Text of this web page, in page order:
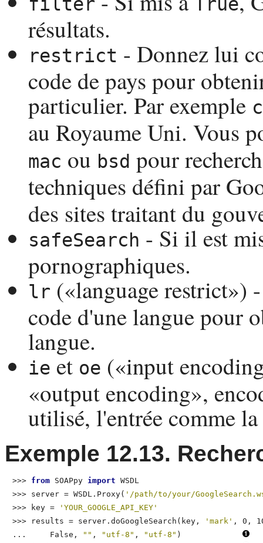
filter True
résultats.
restrict - Donnez lui
code de pays pour
particulier. Par exemple
au Royaume Uni. Vous
mac ou bsd pour
techniques défini par
des sites traitant du
safeSearch - Si il est
pornographiques.
lr («language restrict»)
code d'une langue pour
langue.
ie et oe («input
«output encoding»,
utilisé, l'entrée comme
Exemple 12.13.
>>> from SOAPpy import WSDL
>>> server = WSDL.Proxy( '/path/to/your/
>>>
key =
'YOUR_GOOGLE_API_KEY'
>>>
results = server.doGoogleSearch(key, 'mark' , 0,
... False, "" , "utf-8" , "utf-8" )